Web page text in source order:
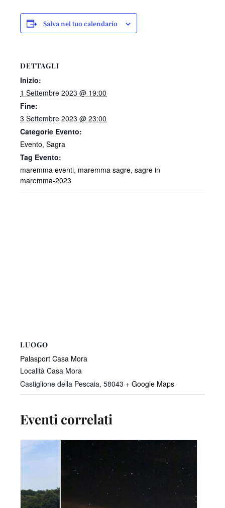
Salva nel tuo calendario
DETTAGLI
Inizio:
1 Settembre 2023 @ 19:00
Fine:
3 Settembre 2023 @ 23:00
Categorie Evento:
Evento, Sagra
Tag Evento:
maremma eventi, maremma sagre, sagre in
maremma-2023
LUOGO
Palasport Casa Mora
Località Casa Mora
Castiglione della Pescaia, 58043 + Google Maps
Eventi correlati